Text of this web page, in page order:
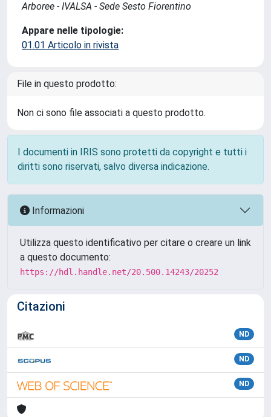
Arboree - IVALSA - Sede Sesto Fiorentino
Appare nelle tipologie:
01.01 Articolo in rivista
File in questo prodotto:
Non ci sono file associati a questo prodotto.
I documenti in IRIS sono protetti da copyright e tutti i
diritti sono riservati, salvo diversa indicazione.
Informazioni
Utilizza questo identificativo per citare o creare un link
a questo documento:
https://hdl.handle.net/20.500.14243/20252
Citazioni
ND
ND
ND